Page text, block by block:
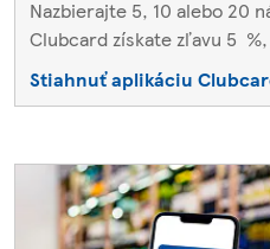
Nazbierajte 5, 10 alebo 20
Clubcard získate zľavu 5 %,
Stiahnuť aplikáciu